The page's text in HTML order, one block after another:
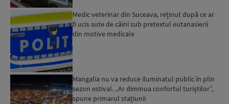
Medic veterinar din Suceava, reținut după ce ar
fi ucis sute de câini sub pretextul eutanasierii
din motive medicale
Mangalia nu va reduce iluminatul public în plin
sezon estival. „Ar diminua confortul turiștilor”,
spune primarul stațiunii